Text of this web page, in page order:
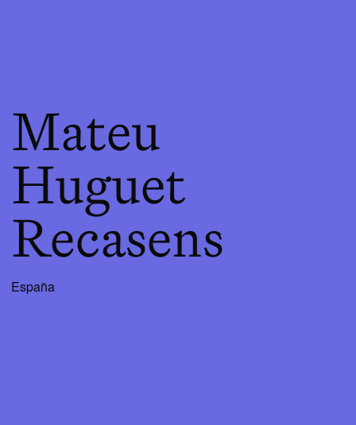
Mateu
Huguet
Recasens
España